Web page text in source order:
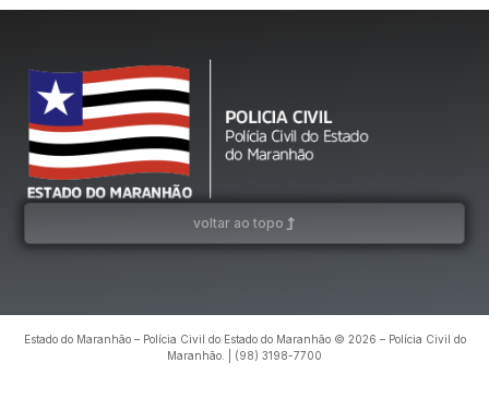
voltar ao topo
Estado do Maranhão – Polícia Civil do Estado do Maranhão © 2026 – Polícia Civil do
Maranhão. | (98) 3198-7700